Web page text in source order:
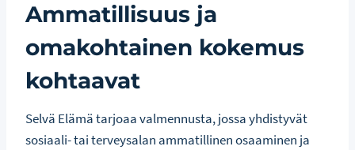
Ammatillisuus ja
omakohtainen kokemus
kohtaavat
Selvä Elämä tarjoaa valmennusta, jossa yhdistyvät
sosiaali- tai terveysalan ammatillinen osaaminen ja